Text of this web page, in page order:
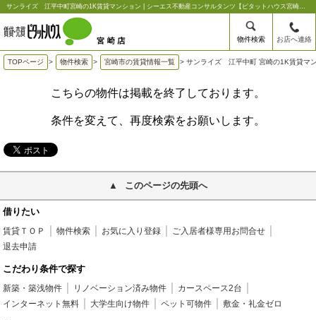
サンライズ 江平中町宮崎の1K賃貸マンション | シーエス不動産コンサルタンツ【ピタットハウス宮崎店】
物件検索 お店へ連絡
TOPページ > 物件検索 > 宮崎市の賃貸情報一覧 > サンライズ 江平中町 宮崎の1K賃貸マ
こちらの物件は掲載を終了しております。
条件を変えて、再度検索をお願いします。
このページの先頭へ
借りたい
賃貸ＴＯＰ 物件検索 お気に入り登録
ご入居者様専用お問合せ
退去申請
こだわり条件で探す
新築・築浅物件 リノベーション済み物件
カースペース2台
インターネット無料
大学生向け物件 ペット可物件 敷金・礼金ゼロ